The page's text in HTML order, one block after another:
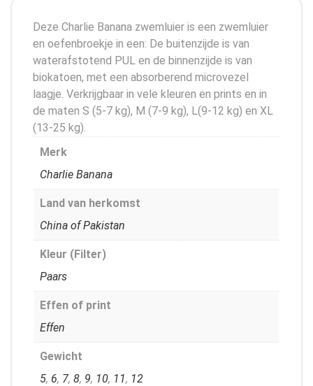
Deze Charlie Banana zwemluier is een zwemluier
en oefenbroekje in een: De buitenzijde is van
waterafstotend PUL en de binnenzijde is van
biokatoen, met een absorberend microvezel
laagje. Verkrijgbaar in vele kleuren en prints en in
de maten S (5-7 kg), M (7-9 kg), L(9-12 kg) en XL
(13-25 kg).
Merk
Charlie Banana
Land van herkomst
China of Pakistan
Kleur (Filter)
Paars
Effen of print
Effen
Gewicht
5, 6, 7, 8, 9, 10, 11, 12